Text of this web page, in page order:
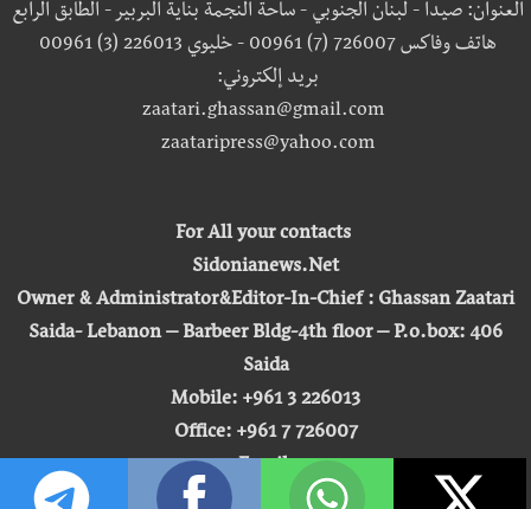
العنوان: صيدا - لبنان الجنوبي - ساحة النجمة بناية البربير - الطابق الرابع
هاتف وفاكس 726007 (7) 00961 - خليوي 226013 (3) 00961
بريد إلكتروني:
zaatari.ghassan@gmail.com
zaataripress@yahoo.com
For All your contacts
Sidonianews.Net
Owner & Administrator&Editor-In-Chief : Ghassan Zaatari
Saida- Lebanon – Barbeer Bldg-4th floor – P.o.box: 406
Saida
Mobile: +961 3 226013
Office: +961 7 726007
zaatari.ghassan@gmail.com